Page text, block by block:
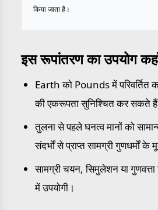
किया जाता है।
इस रूपांतरण का उपयोग
Earth को Pounds में परिवर्तित
की एकरूपता सुनिश्चित कर सकते
तुलना से पहले घनत्व मानों को
संदर्भों से प्राप्त सामग्री गुणधर्मों
सामग्री चयन, सिमुलेशन या
में उपयोगी।